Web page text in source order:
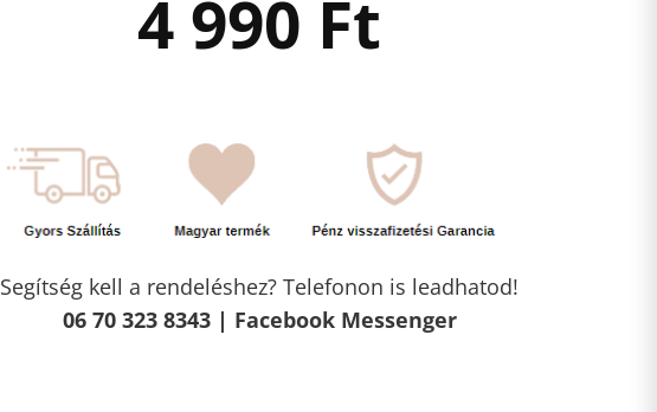
4 990 Ft
Segítség kell a rendeléshez? Telefonon is leadhatod!
06 70 323 8343 | Facebook Messenger